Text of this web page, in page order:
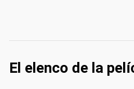
El elenco de la